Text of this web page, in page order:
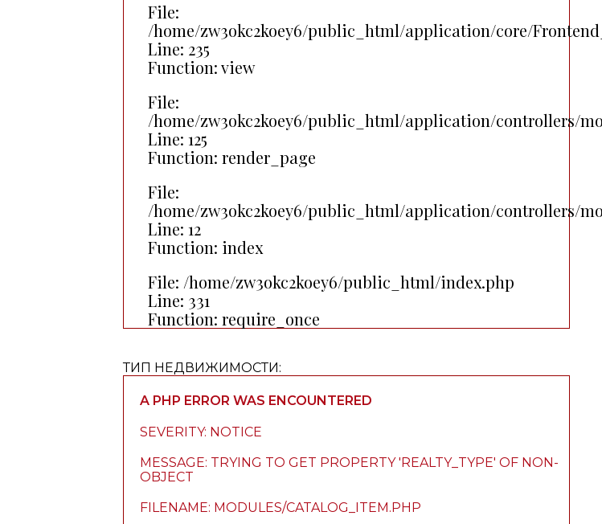
File:
/home/zw3okc2koey6/public_html/application/core/
Line: 235
Function: view
File:
/home/zw3okc2koey6/public_html/application/controllers/
Line: 125
Function: render_page
File:
/home/zw3okc2koey6/public_html/application/controllers/
Line: 12
Function: index
File: /home/zw3okc2koey6/public_html/index.php
Line: 331
Function: require_once
ТИП НЕДВИЖИМОСТИ:
A PHP ERROR WAS ENCOUNTERED
SEVERITY: NOTICE
MESSAGE: TRYING TO GET PROPERTY 'REALTY_TYPE' OF NON-
OBJECT
FILENAME: MODULES/CATALOG_ITEM.PHP